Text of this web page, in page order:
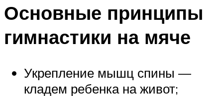
Основные принципы
гимнастики на мяче
Укрепление мышц спины —
кладем ребенка на живот;